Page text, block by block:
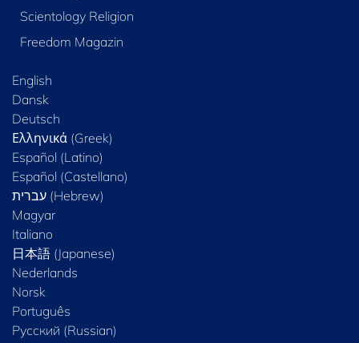
Scientology Religion
Freedom Magazin
English
Dansk
Deutsch
Ελληνικά (Greek)
Español (Latino)
Español (Castellano)
Magyar
Italiano
日本語 (Japanese)
Nederlands
Norsk
Português
Русский (Russian)